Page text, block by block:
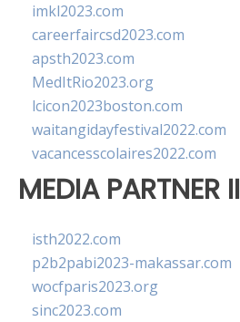
imkl2023.com
careerfaircsd2023.com
apsth2023.com
MedItRio2023.org
lcicon2023boston.com
waitangidayfestival2022.com
vacancesscolaires2022.com
MEDIA PARTNER II
isth2022.com
p2b2pabi2023-makassar.com
wocfparis2023.org
sinc2023.com